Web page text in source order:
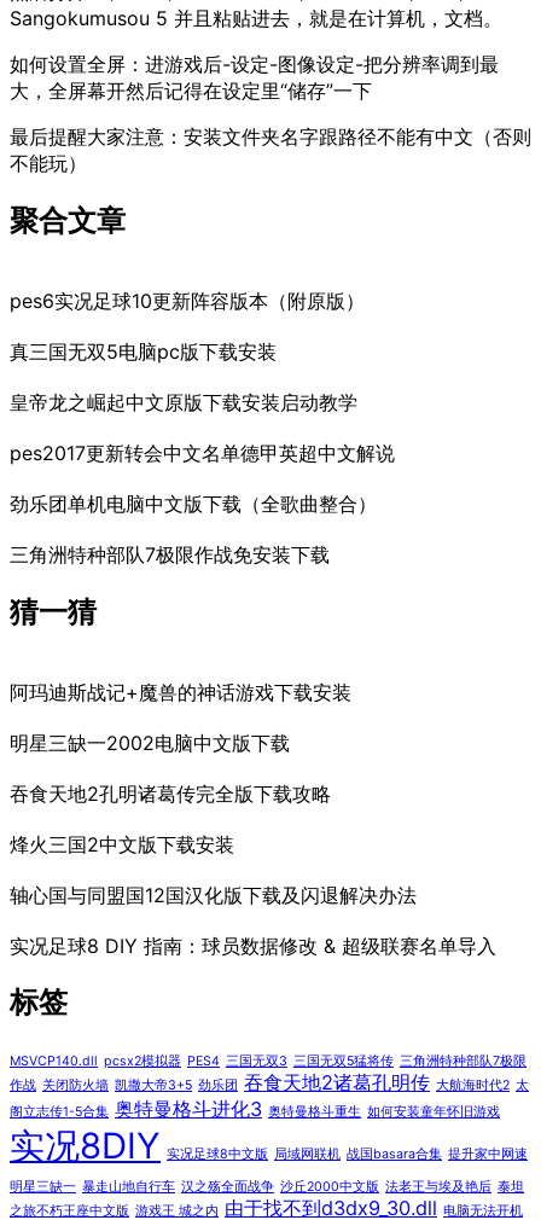
Sangokumusou 5 并且粘贴进去，就是在计算机，文档。
如何设置全屏：进游戏后-设定-图像设定-把分辨率调到最
大，全屏幕开然后记得在设定里“储存”一下
最后提醒大家注意：安装文件夹名字跟路径不能有中文（否则
不能玩）
聚合文章
pes6实况足球10更新阵容版本（附原版）
真三国无双5电脑pc版下载安装
皇帝龙之崛起中文原版下载安装启动教学
pes2017更新转会中文名单德甲英超中文解说
劲乐团单机电脑中文版下载（全歌曲整合）
三角洲特种部队7极限作战免安装下载
猜一猜
阿玛迪斯战记+魔兽的神话游戏下载安装
明星三缺一2002电脑中文版下载
吞食天地2孔明诸葛传完全版下载攻略
烽火三国2中文版下载安装
轴心国与同盟国12国汉化版下载及闪退解决办法
实况足球8 DIY 指南：球员数据修改 & 超级联赛名单导入
标签
MSVCP140.dll pcsx2模拟器 PES4 三国无双3 三国无双5猛将传 三角洲特种部队7极限
作战 关闭防火墙 凯撒大帝3+5 劲乐团 吞食天地2诸葛孔明传 大航海时代2 太
阁立志传1-5合集 奥特曼格斗进化3 奥特曼格斗重生 如何安装童年怀旧游戏
实况8DIY 实况足球8中文版 局域网联机 战国basara合集 提升家中网速
明星三缺一 暴走山地自行车 汉之殇全面战争 沙丘2000中文版 法老王与埃及艳后 泰坦
之旅不朽王座中文版 游戏王 城之内 由于找不到d3dx9_30.dll 电脑无法开机